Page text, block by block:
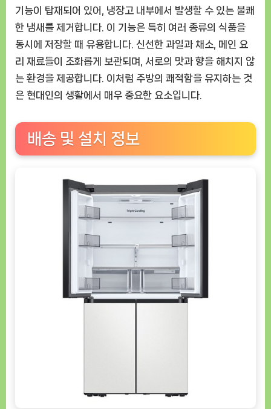
기능이 탑재되어 있어, 냉장고 내부에서 발생할 수 있는 불쾌
한 냄새를 제거합니다. 이 기능은 특히 여러 종류의 식품을
동시에 저장할 때 유용합니다. 신선한 과일과 채소, 메인 요
리 재료들이 조화롭게 보관되며, 서로의 맛과 향을 해치지 않
는 환경을 제공합니다. 이처럼 주방의 쾌적함을 유지하는 것
은 현대인의 생활에서 매우 중요한 요소입니다.
배송 및 설치 정보